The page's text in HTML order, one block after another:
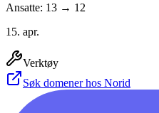
Ansatte: 13 → 12
15. apr.
Verktøy
Søk domener hos Norid